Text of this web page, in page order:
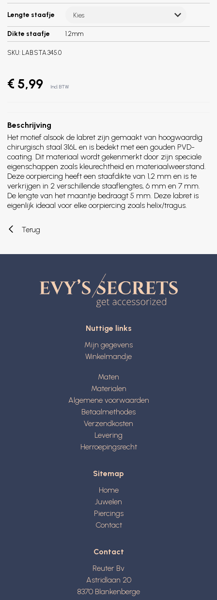
Lengte staafje Kies
Dikte staafje 1.2mm
SKU: LAB.STA.345.0
€ 5,99 Incl. BTW
Beschrijving
Het motief alsook de labret zijn gemaakt van hoogwaardig
chirurgisch staal 316L en is bedekt met een gouden PVD-
coating. Dit materiaal wordt gekenmerkt door zijn speciale
eigenschappen zoals kleurechtheid en materiaalweerstand.
Deze oorpiercing heeft een staafdikte van 1,2 mm en is te
verkrijgen in 2 verschillende staaflengtes, 6 mm en 7 mm.
De lengte van het maantje bedraagt 5 mm. Deze labret is
eigenlijk ideaal voor elke oorpiercing zoals helix/tragus.
Terug
Nuttige links
Mijn gegevens
Winkelmandje
Maten
Materialen
Algemene voorwaarden
Betaalmethodes
Verzendkosten
Levering
Herroepingsrecht
Sitemap
Home
Juwelen
Piercings
Contact
Contact
Reuter Bv
Astridlaan 20
8370 Blankenberge